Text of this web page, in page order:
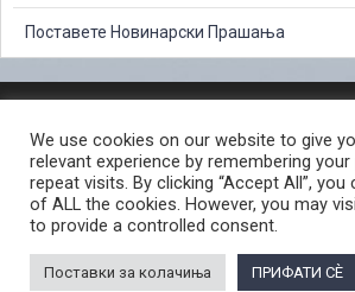
Поставете Новинарски Прашања
СЛОБОДЕН ПРИСТАП ДО ИНФОРМАЦИИ ОД
ПОСТАПКА ЗА ПРИЈАВА НА КРИВИЧНО ДЕЛО
ПОЛИТИКА ЗА ПРИВАТНОСТ ВЕБ
© 2026 ЈАВНО ОБВИНИТЕЛСТВО НА РЕПУБЛИКА
We use cookies on our website to give
relevant experience by remembering
repeat visits. By clicking “Accept All”,
of ALL the cookies. However, you may
to provide a controlled consent.
Поставки за колачиња ПРИФАТИ СÈ